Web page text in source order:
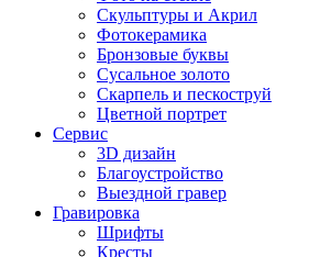
Скульптуры и Акрил
Фотокерамика
Бронзовые буквы
Сусальное золото
Скарпель и пескоструй
Цветной портрет
Сервис
3D дизайн
Благоустройство
Выездной гравер
Гравировка
Шрифты
Кресты